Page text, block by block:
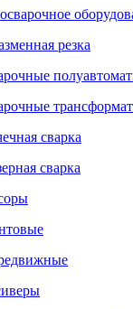
резка
сварка
сварка